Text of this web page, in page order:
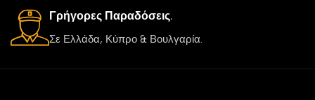
Γρήγορες Παραδόσεις.
Σε Ελλάδα, Κύπρο & Βουλγαρία.